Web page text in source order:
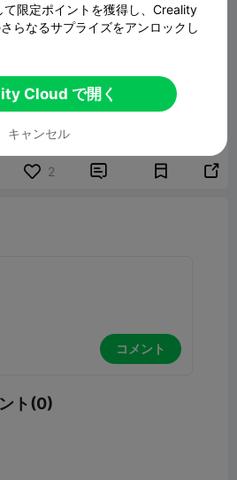
figurine 4
2  
コメント
ト(0)
て限定ポイントを獲得し、Creality
らなるサプライズをアンロックし
Cloud で開く
キャンセル